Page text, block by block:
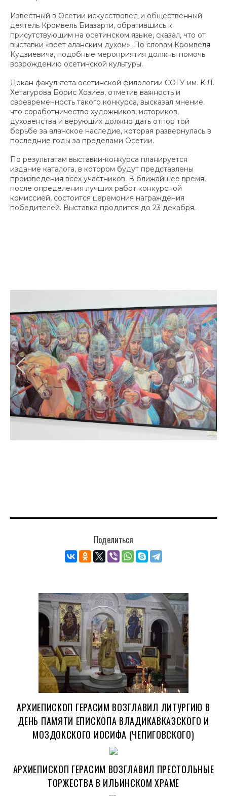
Известный в Осетии искусствовед и общественный
деятель Кромвель Биазарти, обратившись к
присутствующим на осетинском языке, сказал, что от
выставки «веет аланским духом». По словам Кромвеля
Кудзиевича, подобные мероприятия должны помочь
возрождению осетинской культуры.
Декан факультета осетинской филологии СОГУ им. К.Л.
Хетагурова Борис Хозиев, отметив важность и
своевременность такого конкурса, высказал мнение,
что соработничество художников, историков,
духовенства и верующих должно дать отпор той
борьбе за аланское наследие, которая развернулась в
последние годы за пределами Осетии.
По результатам выставки-конкурса планируется
издание каталога, в котором будут представлены
произведения всех участников. В ближайшее время,
после определения лучших работ конкурсной
комиссией, состоится церемония награждения
победителей. Выставка продлится до 23 декабря.
Поделиться
АРХИЕПИСКОП ГЕРАСИМ ВОЗГЛАВИЛ ЛИТУРГИЮ В
ДЕНЬ ПАМЯТИ ЕПИСКОПА ВЛАДИКАВКАЗСКОГО И
МОЗДОКСКОГО ИОСИФА (ЧЕПИГОВСКОГО)
АРХИЕПИСКОП ГЕРАСИМ ВОЗГЛАВИЛ ПРЕСТОЛЬНЫЕ
ТОРЖЕСТВА В ИЛЬИНСКОМ ХРАМЕ